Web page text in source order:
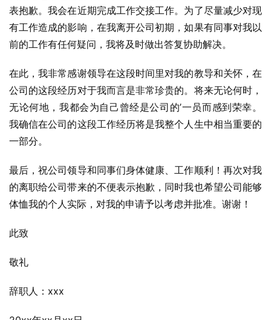
表抱歉。我会在近期完成工作交接工作。为了尽量减少对现
有工作造成的影响，在我离开公司初期，如果有同事对我以
前的工作有任何疑问，我将及时做出答复协助解决。
在此，我非常感谢领导在这段时间里对我的教导和关怀，在
公司的这段经历对于我而言是非常珍贵的。将来无论何时，
无论何地，我都会为自己曾经是公司的’一员而感到荣幸。
我确信在公司的这段工作经历将是我整个人生中相当重要的
一部分。
最后，祝公司领导和同事们身体健康、工作顺利！再次对我
的离职给公司带来的不便表示抱歉，同时我也希望公司能够
体恤我的个人实际，对我的申请予以考虑并批准。谢谢！
此致
敬礼
辞职人：xxx